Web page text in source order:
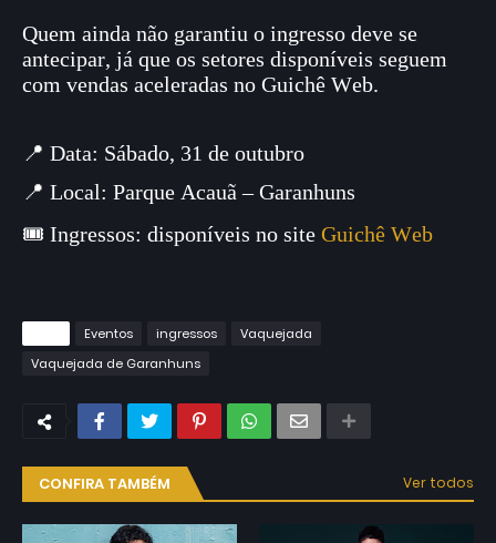
Quem ainda não garantiu o ingresso deve se
antecipar, já que os setores disponíveis seguem
com vendas aceleradas no Guichê Web.
📍 Data: Sábado, 31 de outubro
📍 Local: Parque Acauã – Garanhuns
🎟️ Ingressos: disponíveis no site Guichê Web
Eventos ingressos
Vaquejada
Vaquejada de Garanhuns
CONFIRA TAMBÉM Ver todos